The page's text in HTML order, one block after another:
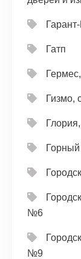
Гатп
Гизмо,
Горный
№6
№9